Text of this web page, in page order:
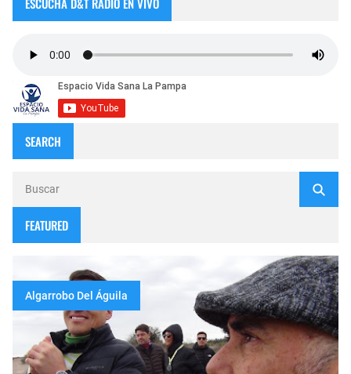
SEARCH
FEATURED
Algarrobo Del Águila